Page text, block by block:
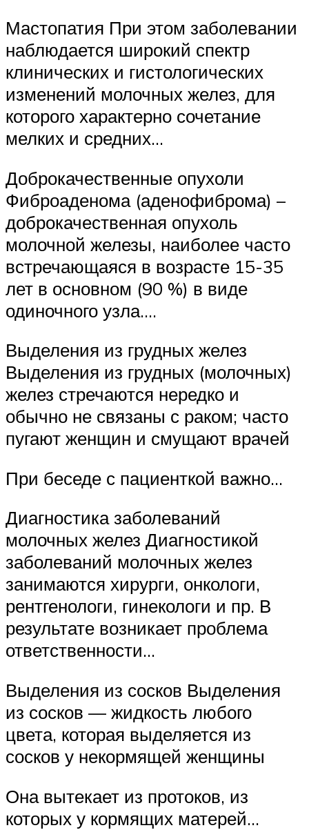
Мастопатия При этом заболевании
наблюдается широкий спектр
клинических и гистологических
изменений молочных желез, для
которого характерно сочетание
мелких и средних…
Доброкачественные опухоли
Фиброаденома (аденофиброма) –
доброкачественная опухоль
молочной железы, наиболее часто
встречающаяся в возрасте 15-35
лет в основном (90 %) в виде
одиночного узла….
Выделения из грудных желез
Выделения из грудных (молочных)
желез стречаются нередко и
обычно не связаны с раком; часто
пугают женщин и смущают врачей
При беседе с пациенткой важно…
Диагностика заболеваний
молочных желез Диагностикой
заболеваний молочных желез
занимаются хирурги, онкологи,
рентгенологи, гинекологи и пр. В
результате возникает проблема
ответственности…
Выделения из сосков Выделения
из сосков — жидкость любого
цвета, которая выделяется из
сосков у некормящей женщины
Она вытекает из протоков, из
которых у кормящих матерей…